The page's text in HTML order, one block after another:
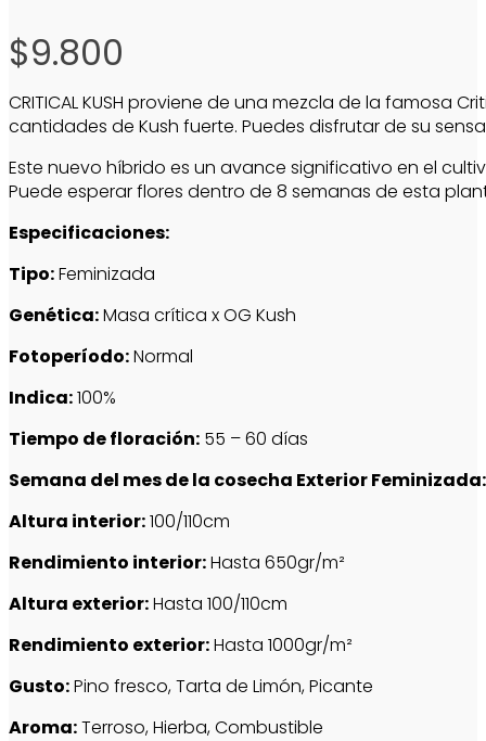
$9.800
CRITICAL KUSH proviene de una mezcla de la
cantidades de Kush fuerte. Puedes disfrutar de su
Este nuevo híbrido es un avance significativo en el
Puede esperar flores dentro de 8 semanas de esta
Especificaciones:
Tipo:Feminizada
Genética:Masa crítica x OG Kush
Fotoperíodo:Normal
Indica:100%
Tiempo de floración: 55 – 60 días
Semana del mes de la cosecha Exterior Feminizada:
Altura interior:100/110cm
Rendimiento interior:Hasta 650gr/m²
Altura exterior:Hasta 100/110cm
Rendimiento exterior:Hasta 1000gr/m²
Gusto:Pino fresco, Tarta de Limón, Picante
Aroma:Terroso, Hierba, Combustible